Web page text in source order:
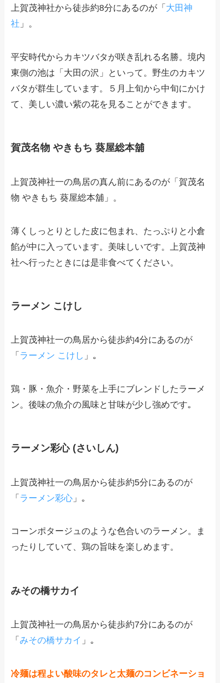
上賀茂神社から徒歩約8分にあるのが「 大田神
社 」。
平安時代からカキツバタが咲き乱れる名勝。境内
東側の池は「大田の沢」といって。野生のカキツ
バタが群生しています。５月上旬から中旬にかけ
て、美しい濃い紫の花を見ることができます。
賀茂名物 やきもち 葵屋総本舖
上賀茂神社一の鳥居の真ん前にあるのが「賀茂名
物 やきもち 葵屋総本舖」。
薄くしっとりとした皮に包まれ、たっぷりと小倉
餡が中に入っています。美味しいです。
上賀茂神
社へ行ったときには是非食べてください。
ラーメン こけし
上賀茂神社一の鳥居から徒歩約4分にあるのが
「 ラーメン こけし 」｡
鶏・豚・魚介・野菜を上手にブレンドしたラーメ
ン。後味の魚介の風味と甘味が少し強めです｡
ラーメン彩心 (さいしん)
上賀茂神社一の鳥居から徒歩約5分にあるのが
「 ラーメン彩心 」｡
コーンポタージュのような色合いのラーメン。ま
ったりしていて、鶏の旨味を楽しめます。
みその橋サカイ
上賀茂神社一の鳥居から徒歩約7分にあるのが
「みその橋サカイ 」｡
冷麺は程よい酸味のタレと太麺のコンビネーショ